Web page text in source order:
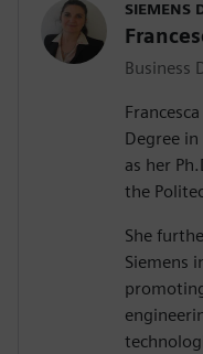
SIEMENS
Business
Degree
as her
the
She
Siemens